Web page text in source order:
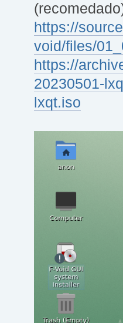
https://
void/files/
https://
20230501-
lxqt.iso